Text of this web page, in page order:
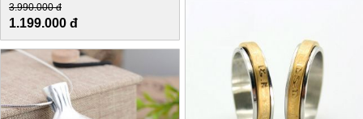
3.990.000 đ
1.199.000 đ